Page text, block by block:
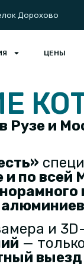
Дорохово
ЦЕНЫ
Рузе и
и по всей
и
—